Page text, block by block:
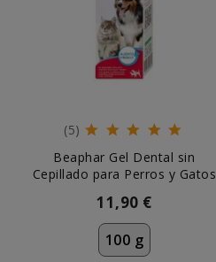
(5)
Beaphar Gel Dental sin
Cepillado para Perros y Gatos
11,90 €
100 g